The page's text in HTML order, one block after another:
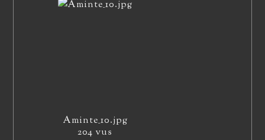
Aminte_10.jpg
204 vus